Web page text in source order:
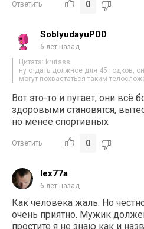
Ответить 0
SoblyudayuPDD
6 лет назад
Цитата: krutsss
ну отдать должное для 45 годков,
могут похвастаться таким
Вот это-то и пугает, они всё
здоровыми становятся,
но менее спортивных
Ответить 0
lex77a
6 лет назад
Как человека жаль. Но
очень приятно. Мужик
простите я не знаю как и